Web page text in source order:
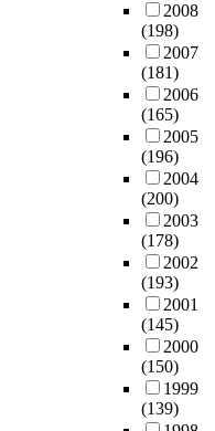
2008
(198)
2007
(181)
2006
(165)
2005
(196)
2004
(200)
2003
(178)
2002
(193)
2001
(145)
2000
(150)
1999
(139)